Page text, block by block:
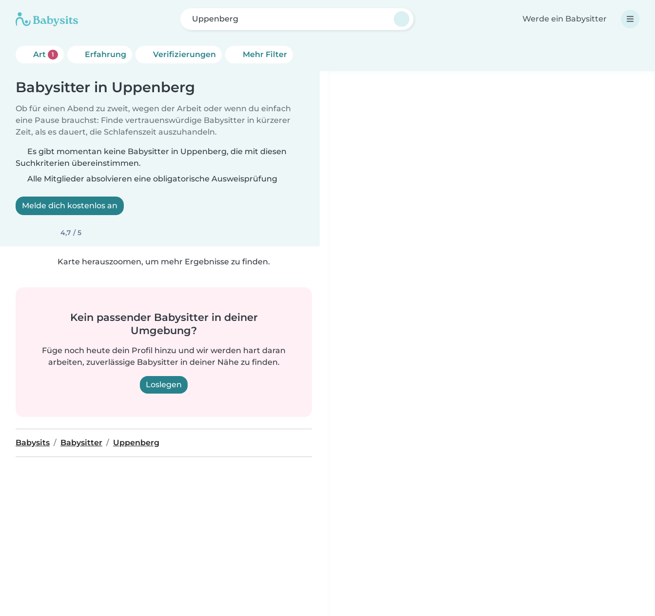
Uppenberg Werde ein Babysitter
Art 1 Erfahrung Verifizierungen Mehr Filter
Babysitter in Uppenberg
Ob für einen Abend zu zweit, wegen der Arbeit oder wenn du einfach
eine Pause brauchst: Finde vertrauenswürdige Babysitter in kürzerer
Zeit, als es dauert, die Schlafenszeit auszuhandeln.
Es gibt momentan keine Babysitter in Uppenberg, die mit diesen
Suchkriterien übereinstimmen.
Alle Mitglieder absolvieren eine obligatorische Ausweisprüfung
Melde dich kostenlos an
4,7 / 5
Karte herauszoomen, um mehr Ergebnisse zu finden.
Kein passender Babysitter in deiner
Umgebung?
Füge noch heute dein Profil hinzu und wir werden hart daran
arbeiten, zuverlässige Babysitter in deiner Nähe zu finden.
Loslegen
Babysits Babysitter Uppenberg